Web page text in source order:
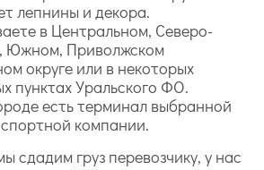
лепнины и декора.
в Центральном, Северо-
Южном, Приволжском
округе или в некоторых
пунктах Уральского ФО.
есть терминал выбранной
компании.
сдадим груз перевозчику, у нас